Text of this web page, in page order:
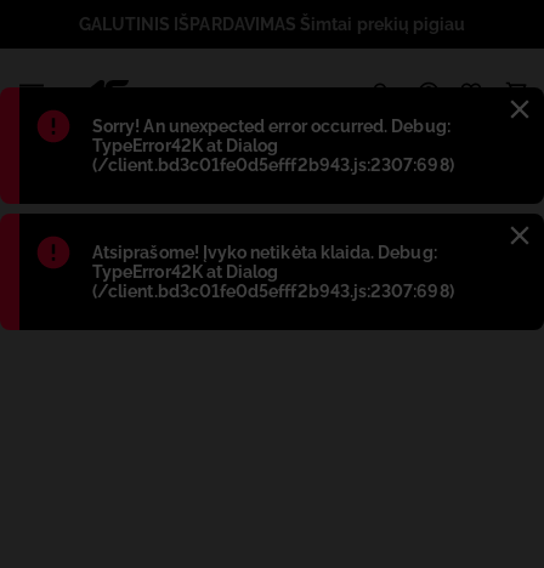
Błąd:
Sorry! An unexpected error occurred. Debug:
TypeError42K at Dialog
(/client.bd3c01fe0d5efff2b943.js:2307:698)
Błąd:
Atsiprašome! Įvyko netikėta klaida. Debug:
TypeError42K at Dialog
(/client.bd3c01fe0d5efff2b943.js:2307:698)
GALUTINIS IŠPARDAVIMAS Šimtai prekių pigiau